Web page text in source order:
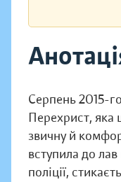
Серпень 2015-
Перехрист, яка
звичну й
вступила до
поліції,